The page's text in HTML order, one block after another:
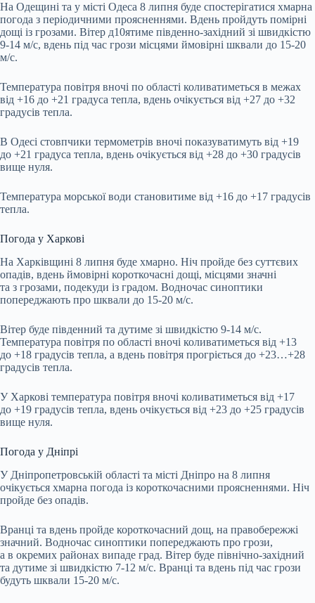
На Одещині та у місті Одеса 8 липня буде спостерігатися хмарна
погода з періодичними проясненнями. Вдень пройдуть помірні
дощі із грозами. Вітер д10ятиме південно-західний зі швидкістю
9-14 м/с, вдень під час грози місцями ймовірні шквали до 15-20
м/с.
Температура повітря вночі по області коливатиметься в межах
від +16 до +21 градуса тепла, вдень очікується від +27 до +32
градусів тепла.
В Одесі стовпчики термометрів вночі показуватимуть від +19
до +21 градуса тепла, вдень очікується від +28 до +30 градусів
вище нуля.
Температура морської води становитиме від +16 до +17 градусів
тепла.
Погода у Харкові
На Харківщині 8 липня буде хмарно. Ніч пройде без суттєвих
опадів, вдень ймовірні короткочасні дощі, місцями значні
та з грозами, подекуди із градом. Водночас синоптики
попереджають про шквали до 15-20 м/с.
Вітер буде південний та дутиме зі швидкістю 9-14 м/с.
Температура повітря по області вночі коливатиметься від +13
до +18 градусів тепла, а вдень повітря прогріється до +23…+28
градусів тепла.
У Харкові температура повітря вночі коливатиметься від +17
до +19 градусів тепла, вдень очікується від +23 до +25 градусів
вище нуля.
Погода у Дніпрі
У Дніпропетровській області та місті Дніпро на 8 липня
очікується хмарна погода із короткочасними проясненнями. Ніч
пройде без опадів.
Вранці та вдень пройде короткочасний дощ, на правобережжі
значний. Водночас синоптики попереджають про грози,
а в окремих районах випаде град. Вітер буде північно-західний
та дутиме зі швидкістю 7-12 м/с. Вранці та вдень під час грози
будуть шквали 15-20 м/с.